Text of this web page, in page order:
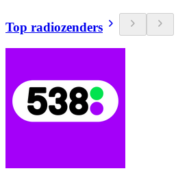
Top radiozenders